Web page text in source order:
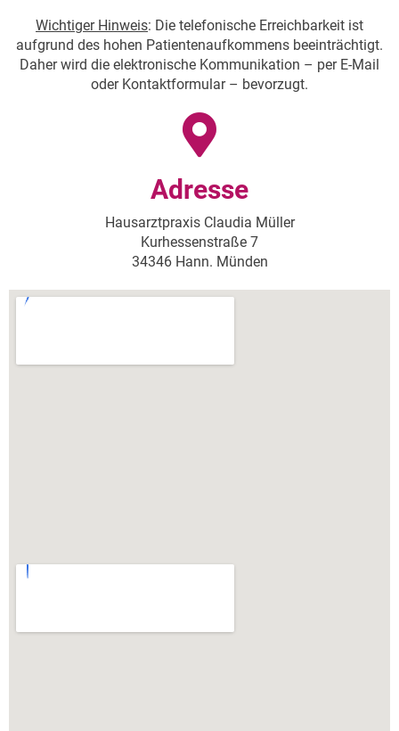
Wichtiger Hinweis: Die telefonische Erreichbarkeit ist
aufgrund des hohen Patientenaufkommens beeinträchtigt.
Daher wird die elektronische Kommunikation – per E-Mail
oder Kontaktformular – bevorzugt.
Adresse
Hausarztpraxis Claudia Müller
Kurhessenstraße 7
34346 Hann. Münden